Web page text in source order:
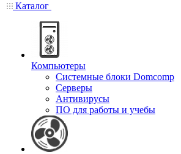
Каталог
Компьютеры
Системные блоки Domcomp
Серверы
Антивирусы
ПО для работы и учебы